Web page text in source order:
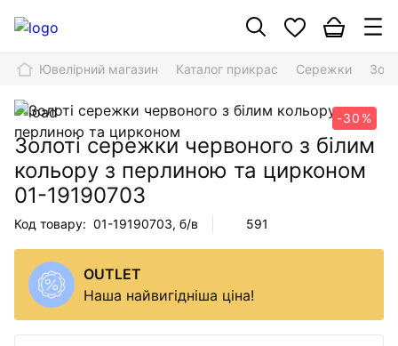
Ювелірний магазин Каталог прикрас Сережки
-30%
Золоті сережки червоного з білим
кольору з перлиною та цирконом
01-19190703
Код товару: 01-19190703, б/в 591
OUTLET
Наша найвигідніша ціна!